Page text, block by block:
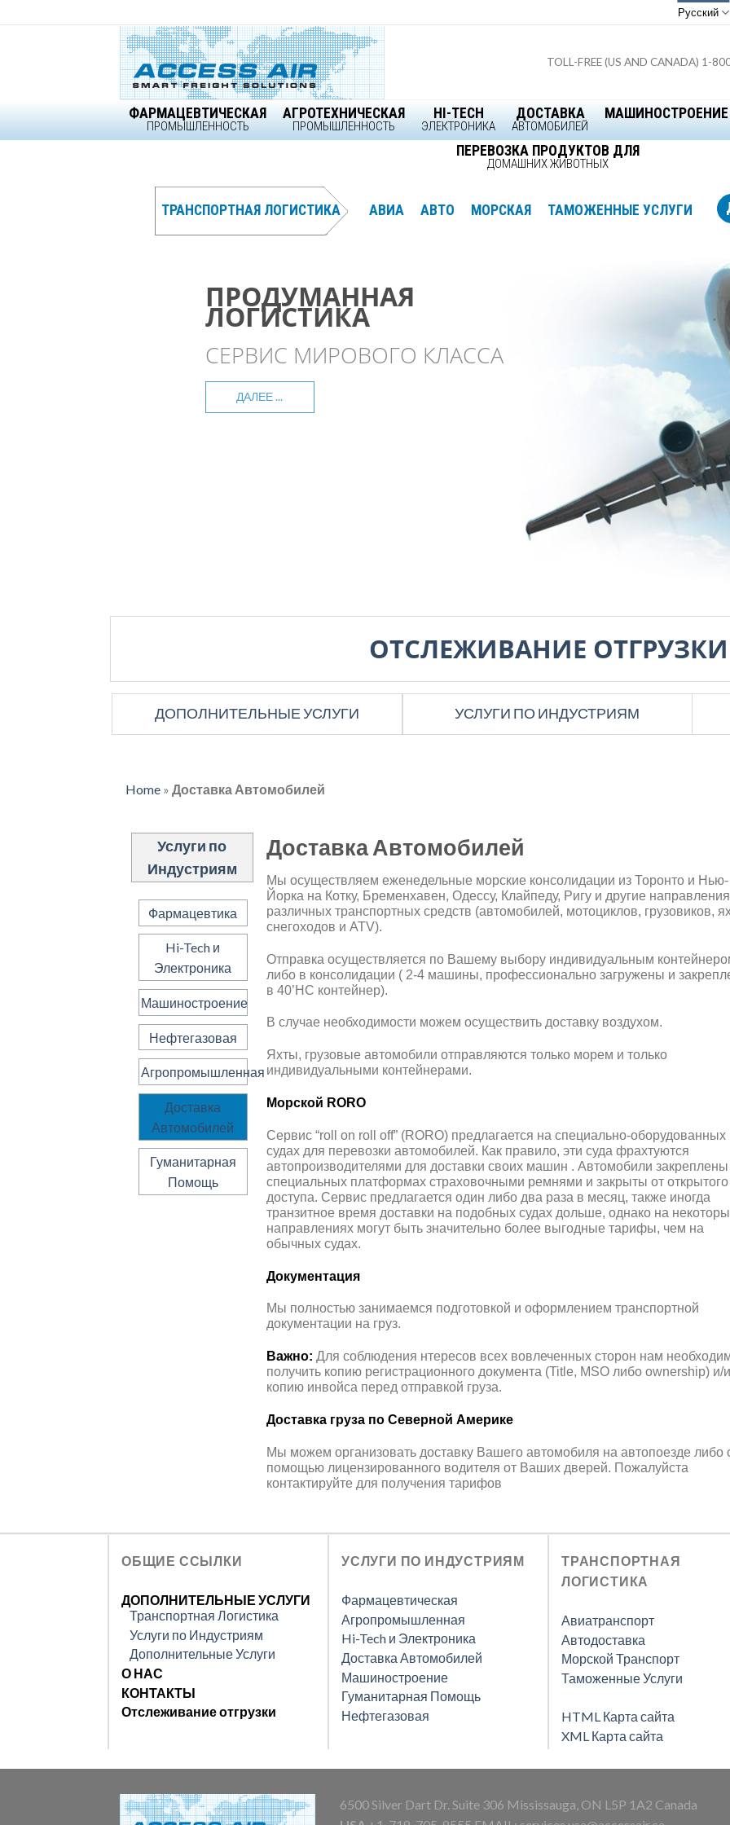
to
Русский
TOLL-FREE (US AND CANADA) 1-
ФАРМАЦЕВТИЧЕСКАЯ
ПРОМЫШЛЕННОСТЬ
АГРОТЕХНИЧЕСКАЯ
ПРОМЫШЛЕННОСТЬ
HI-TECH
ЭЛЕКТРОНИКА
ДОСТАВКА
АВТОМОБИЛЕЙ
МАШИНОСТРОЕНИЕ
ПЕРЕВОЗКА ПРОДУКТОВ ДЛЯ
ДОМАШНИХ ЖИВОТНЫХ
ТРАНСПОРТНАЯ ЛОГИСТИКА АВИА АВТО МОРСКАЯ ТАМОЖЕННЫЕ УСЛУГИ
ПРОДУМАННАЯ
ЛОГИСТИКА
СЕРВИС МИРОВОГО КЛАССА
ДАЛЕЕ ...
ПРОДУМАННАЯ
ЛОГИСТИКА
ГЛОБАЛЬНЫЙ ОХВАТ
ДАЛЕЕ ...
ПРОДУМАННАЯ
ЛОГИСТИКА
НЕОГРАНИЧЕННЫЕ
ВОЗМОЖНОСТИ
Ваш Партнер по Логистике в
Северной Америке
accessair.ca
ДАЛЕЕ ...
ОТСЛЕЖИВАНИЕ ОТГРУЗКИ
ДОПОЛНИТЕЛЬНЫЕ УСЛУГИ УСЛУГИ ПО ИНДУСТРИЯМ
Home» Доставка Автомобилей
Услуги по
Индустриям
Фармацевтика
Hi-Tech и
Электроника
Машиностроение
Нефтегазовая
Агропромышленная
Доставка
Автомобилей
Гуманитарная
Помощь
Доставка Автомобилей
Мы осуществляем еженедельные морские консолидации из Торонто и Нью-
Йорка на Котку, Бременхавен, Одессу, Клайпеду, Ригу и другие направления
различных транспортных средств (автомобилей, мотоциклов, грузовиков,
снегоходов и ATV).
Отправка осуществляется по Вашему выбору индивидуальным
либо в консолидации ( 2-4 машины, профессионально загружены и
в 40’HC контейнер).
В случае необходимости можем осуществить доставку воздухом.
Яхты, грузовые автомобили отправляются только морем и только
индивидуальными контейнерами.
Морской RORO
Сервис “roll on roll off” (RORO) предлагается на специально-оборудованных
судах для перевозки автомобилей. Как правило, эти суда фрахтуются
автопроизводителями для доставки своих машин . Автомобили закреплены
специальных платформах страховочными ремнями и закрыты от открытого
доступа. Сервис предлагается один либо два раза в месяц, также иногда
транзитное время доставки на подобных судах дольше, однако на
направлениях могут быть значительно более выгодные тарифы, чем на
обычных судах.
Документация
Мы полностью занимаемся подготовкой и оформлением транспортной
документации на груз.
Важно: Для соблюдения нтересов всех вовлеченных сторон нам
получить копию регистрационного документа (Title, MSO либо ownership) и/
копию инвойса перед отправкой груза.
Доставка груза по Северной Америке
Мы можем организовать доставку Вашего автомобиля на автопоезде либо
помощью лицензированного водителя от Ваших дверей. Пожалуйста
контактируйте для получения тарифов
ОБЩИЕ ССЫЛКИ
ДОПОЛНИТЕЛЬНЫЕ УСЛУГИ
Транспортная Логистика
Услуги по Индустриям
Дополнительные Услуги
О НАС
КОНТАКТЫ
Отслеживание отгрузки
УСЛУГИ ПО ИНДУСТРИЯМ
Фармацевтическая
Агропромышленная
Hi-Tech и Электроника
Доставка Автомобилей
Машиностроение
Гуманитарная Помощь
Нефтегазовая
ТРАНСПОРТНАЯ
ЛОГИСТИКА
Авиатранспорт
Автодоставка
Морской Транспорт
Таможенные Услуги
HTML Карта сайта
XML Карта сайта
6500 Silver Dart Dr. Suite 306 Mississauga, ON L5P 1A2 Canada